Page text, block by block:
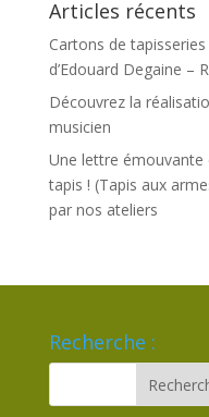
Articles récents
Cartons de
d’Edouard Degaine –
Découvrez la
musicien
Une lettre émouvante
tapis ! (Tapis aux
par nos ateliers
Recherche :